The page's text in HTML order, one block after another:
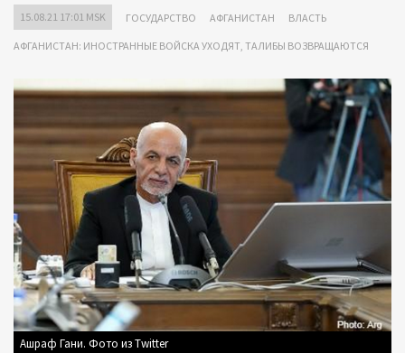
15.08.21 17:01 MSK ГОСУДАРСТВО АФГАНИСТАН ВЛАСТЬ
АФГАНИСТАН: ИНОСТРАННЫЕ ВОЙСКА УХОДЯТ, ТАЛИБЫ ВОЗВРАЩАЮТСЯ
Ашраф Гани. Фото из Twitter